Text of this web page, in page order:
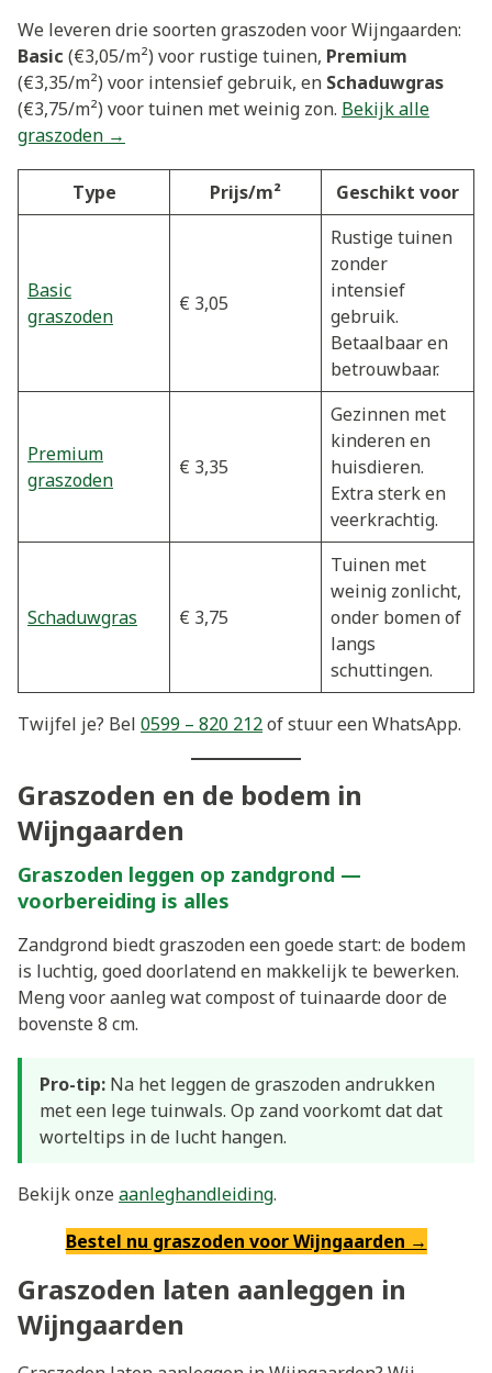
We leveren drie soorten graszoden voor Wijngaarden:
Basic (€3,05/m²) voor rustige tuinen, Premium
(€3,35/m²) voor intensief gebruik, en Schaduwgras
(€3,75/m²) voor tuinen met weinig zon. Bekijk alle
graszoden →
Type Prijs/m² Geschikt voor
Basic
graszoden
€ 3,05
Rustige tuinen
zonder
intensief
gebruik.
Betaalbaar en
betrouwbaar.
Premium
graszoden
€ 3,35
Gezinnen met
kinderen en
huisdieren.
Extra sterk en
veerkrachtig.
Schaduwgras € 3,75
Tuinen met
weinig zonlicht,
onder bomen of
langs
schuttingen.
Twijfel je? Bel 0599 – 820 212of stuur een WhatsApp.
Graszoden en de bodem in
Wijngaarden
Graszoden leggen op zandgrond —
voorbereiding is alles
Zandgrond biedt graszoden een goede start: de bodem
is luchtig, goed doorlatend en makkelijk te bewerken.
Meng voor aanleg wat compost of tuinaarde door de
bovenste 8 cm.
Pro-tip: Na het leggen de graszoden andrukken
met een lege tuinwals. Op zand voorkomt dat dat
worteltips in de lucht hangen.
Bekijk onzeaanleghandleiding.
Bestel nu graszoden voor Wijngaarden →
Graszoden laten aanleggen in
Wijngaarden